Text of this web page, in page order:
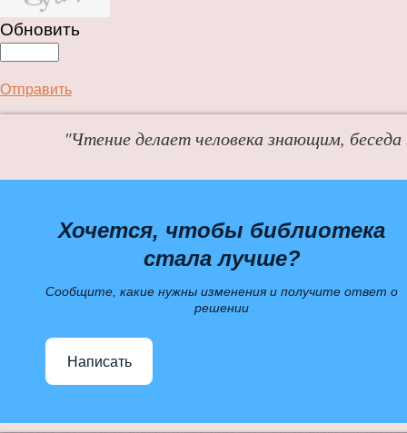
Обновить
Отправить
"Чтение делает человека знающим,
Хочется, чтобы библиотека
стала лучше?
Сообщите, какие нужны изменения и получите ответ о
решении
Написать